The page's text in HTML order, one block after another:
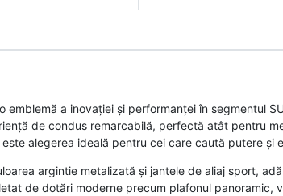
a inovației și performanței în segmentul
de condus remarcabilă, perfectă atât pentru
alegerea ideală pentru cei care caută putere și
argintie metalizată și jantele de aliaj sport,
de dotări moderne precum plafonul panoramic,